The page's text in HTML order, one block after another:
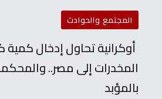
المجتمع والحوادث
أوكرانية تحاول إدخال كمية
المخدرات إلى مصر..
بالمؤبد